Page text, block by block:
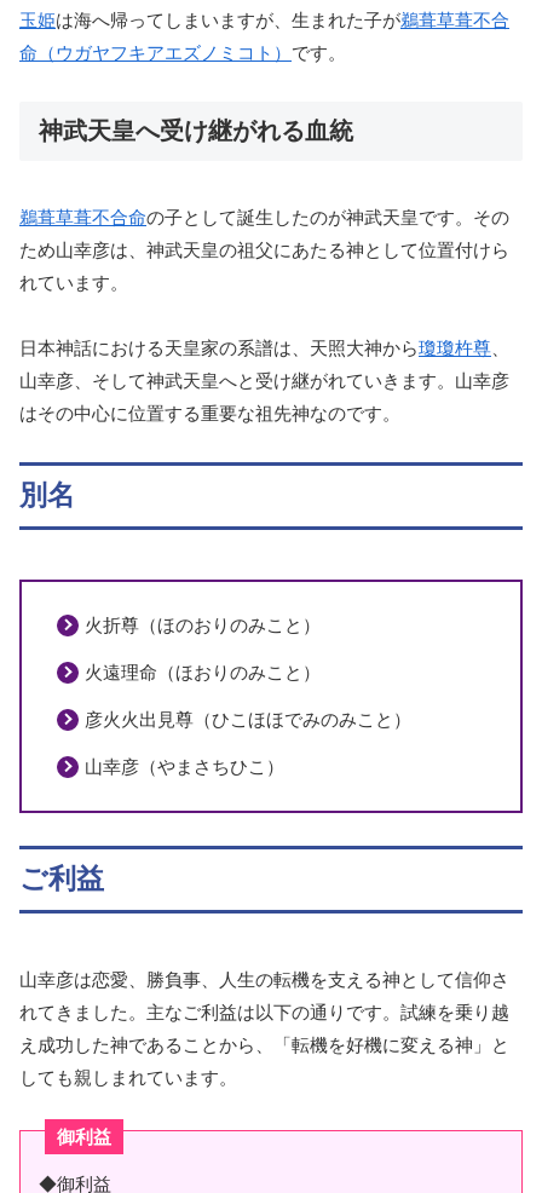
玉姫は海へ帰ってしまいますが、生まれた子が鵜葺草葺不合
命（ウガヤフキアエズノミコト） です。
神武天皇へ受け継がれる血統
鵜葺草葺不合命の子として誕生したのが神武天皇です。その
ため山幸彦は、神武天皇の祖父にあたる神として位置付けら
れています。
日本神話における天皇家の系譜は、天照大神から瓊瓊杵尊
山幸彦、そして神武天皇へと受け継がれていきます。山幸彦
はその中心に位置する重要な祖先神なのです。
別名
火折尊（ほのおりのみこと）
火遠理命（ほおりのみこと）
彦火火出見尊（ひこほほでみのみこと）
山幸彦（やまさちひこ）
ご利益
山幸彦は恋愛、勝負事、人生の転機を支える神として信仰さ
れてきました。主なご利益は以下の通りです。試練を乗り越
え成功した神であることから、「転機を好機に変える神」と
しても親しまれています。
御利益
◆御利益